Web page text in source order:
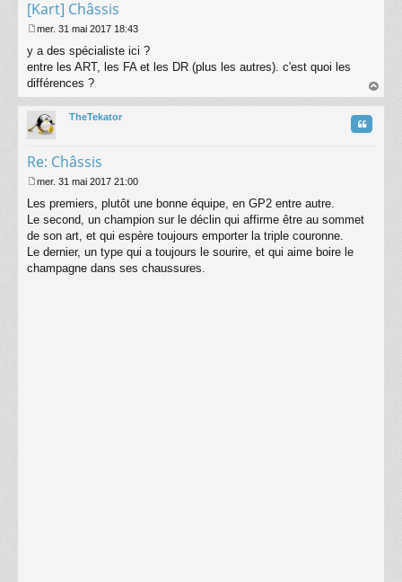
[Kart] Châssis
e
s
s
g
e
mer. 31 mai 2017 18:43
y a des spécialiste ici ?
entre les ART, les FA et les DR (plus les autres). c'est quoi les
différences ?
au
TheTekator
Re: Châssis
Citation
e
s
s
g
e
mer. 31 mai 2017 21:00
Les premiers, plutôt une bonne équipe, en GP2 entre autre.
Le second, un champion sur le déclin qui affirme être au sommet
de son art, et qui espère toujours emporter la triple couronne.
Le dernier, un type qui a toujours le sourire, et qui aime boire le
champagne dans ses chaussures.